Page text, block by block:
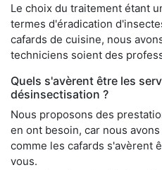
Le choix du traitement étant
termes d'éradication
cafards de cuisine, nous
techniciens soient des
Quels s'avèrent être les
désinsectisation ?
Nous proposons des
en ont besoin, car nous
comme les cafards s'avèrent
vous.